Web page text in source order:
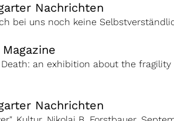
Nachrichten
bei uns noch keine
an exhibition about the
Nachrichten